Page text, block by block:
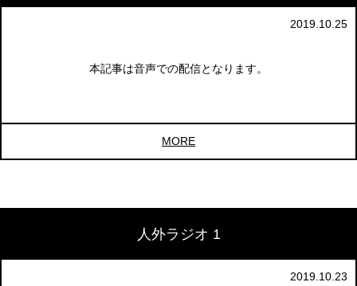
2019.10.25
本記事は音声での配信となります。
MORE
人外ラジオ 1
2019.10.23